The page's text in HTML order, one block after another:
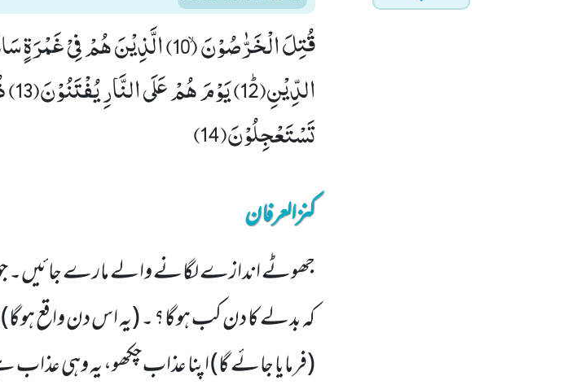
تَسْتَعْجِلُوْنَ(14)
کنزالعرفان
جھوٹے اندازے لگانے والے مارے جائیں۔
کہ بدلے کا دن کب ہوگا؟ ۔ (یہ اس دن واقع
(فرمایا جائے گا) اپنا عذاب چکھو، یہ وہی